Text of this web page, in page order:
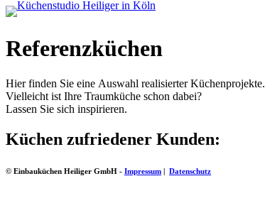
Referenzküchen
Hier finden Sie eine Auswahl realisierter Küchenprojekte.
Vielleicht ist Ihre Traumküche schon dabei?
Lassen Sie sich inspirieren.
Küchen zufriedener Kunden:
© Einbauküchen Heiliger GmbH - Impressum | Datenschutz